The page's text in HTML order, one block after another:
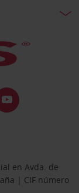
en Avda. de
| CIF número